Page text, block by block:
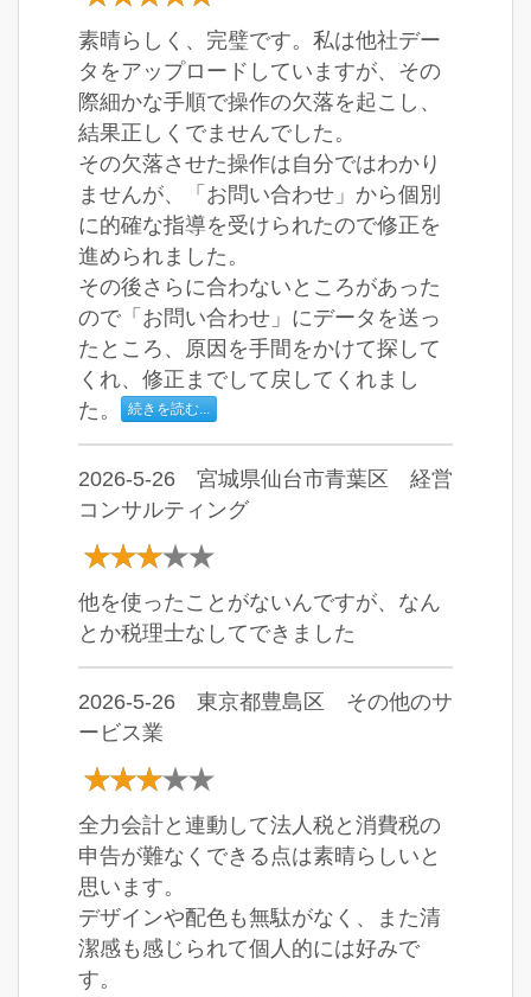
素晴らしく、完璧です。私は他社デー
タをアップロードしていますが、その
際細かな手順で操作の欠落を起こし、
結果正しくでませんでした。
その欠落させた操作は自分ではわかり
ませんが、「お問い合わせ」から個別
に的確な指導を受けられたので修正を
進められました。
その後さらに合わないところがあった
ので「お問い合わせ」にデータを送っ
たところ、原因を手間をかけて探して
くれ、修正までして戻してくれまし
た。
続きを読む...
2026-5-26 宮城県仙台市青葉区 経営
コンサルティング
他を使ったことがないんですが、なん
とか税理士なしてできました
2026-5-26 東京都豊島区 その他のサ
ービス業
全力会計と連動して法人税と消費税の
申告が難なくできる点は素晴らしいと
思います。
デザインや配色も無駄がなく、また清
潔感も感じられて個人的には好みで
す。